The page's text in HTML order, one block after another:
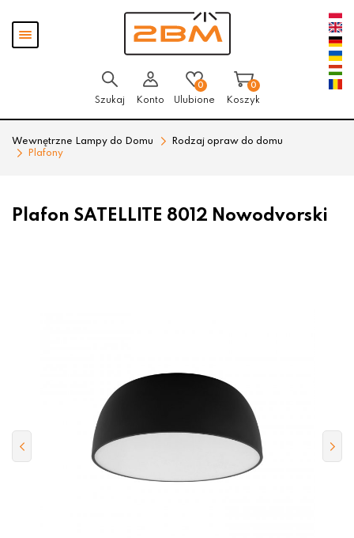
Pokaż
menu
Szukaj Konto
0
Ulubione
0
Koszyk
Wewnętrzne Lampy do Domu
Rodzaj opraw do domu
Plafony
Plafon SATELLITE 8012 Nowodvorski